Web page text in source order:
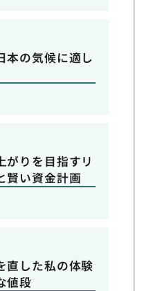
本の気候に適し
がりを目指すリ
賢い資金計画
直した私の体験
値段